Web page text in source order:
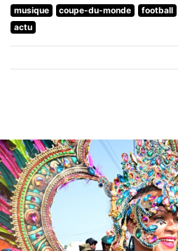
musique coupe-du-monde football
actu